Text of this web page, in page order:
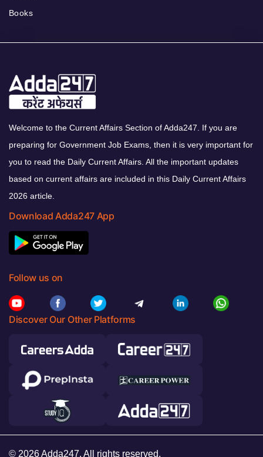
Books
Welcome to the Current Affairs Section of Adda247. If you are
preparing for Government Job Exams, then it is very important for
you to read the Daily Current Affairs. All the important updates
based on current affairs are included in this Daily Current Affairs
2026 article.
Download Adda247 App
Follow us on
Discover Our Other Platforms
© 2026 Adda247. All rights reserved.